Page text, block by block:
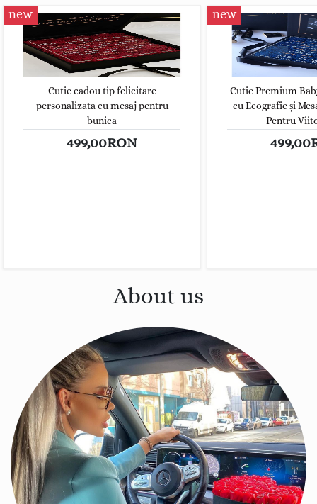
new
Cutie cadou tip felicitare
personalizata cu mesaj pentru
bunica
499,00RON
new
Cutie Premium
cu Ecografie și
Pentru
About us